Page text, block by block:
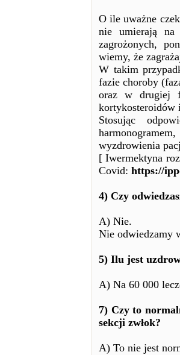
O ile uważne
nie umierają
zagrożonych,
wiemy, że
W takim
fazie choroby
oraz w drugiej
kortykosteroidów
Stosując
wyzdrowienia
[ Iwermektyna
Covid: https://
4) Czy
A) Nie.
Nie odwiedzamy
5) Ilu jest
A) Na 60 000
7) Czy to
sekcji zwłok?
A) To nie jest